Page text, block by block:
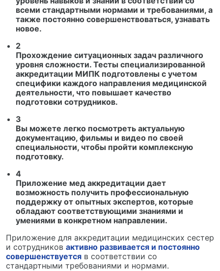
всеми стандартными нормами и требованиями, а
также постоянно совершенствоваться, узнавать
новое.
2
Прохождение ситуационных задач различного
уровня сложности. Тесты специализированной
аккредитации МИПК подготовлены с учетом
специфики каждого направления медицинской
деятельности, что повышает качество
подготовки сотрудников.
3
Вы можете легко посмотреть актуальную
документацию, фильмы и видео по своей
специальности, чтобы пройти комплексную
подготовку.
4
Приложение мед аккредитации дает
возможность получить профессиональную
поддержку от опытных экспертов, которые
обладают соответствующими знаниями и
умениями в конкретном направлении.
Приложение для аккредитации медицинских сестер
и сотрудников активно развивается и постоянно
совершенствуется в соответствии со
стандартными требованиями и нормами.